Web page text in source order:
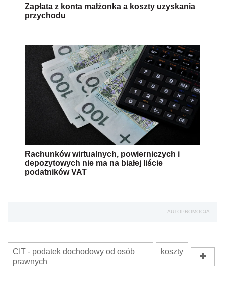
Zapłata z konta małżonka a koszty uzyskania
przychodu
Rachunków wirtualnych, powierniczych i
depozytowych nie ma na białej liście
podatników VAT
AUTOPROMOCJA
CIT - podatek dochodowy od osób
prawnych
koszty